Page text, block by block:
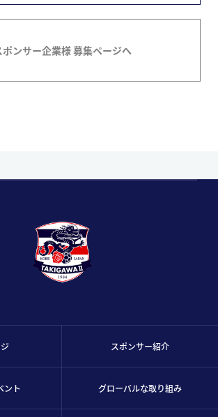
ポンサー企業様 募集ページへ
ント
スポンサー紹介
グローバルな取り組み